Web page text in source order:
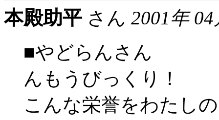
本殿助平 さん 2001年
■やどらんさん
んもうびっくり！
こんな栄誉をわたし